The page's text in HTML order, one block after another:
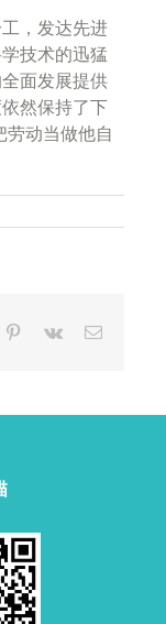
，发达先进
技术的迅猛
面发展提供
然保持了下
劳动当做他自
Pinterest
Vk Email